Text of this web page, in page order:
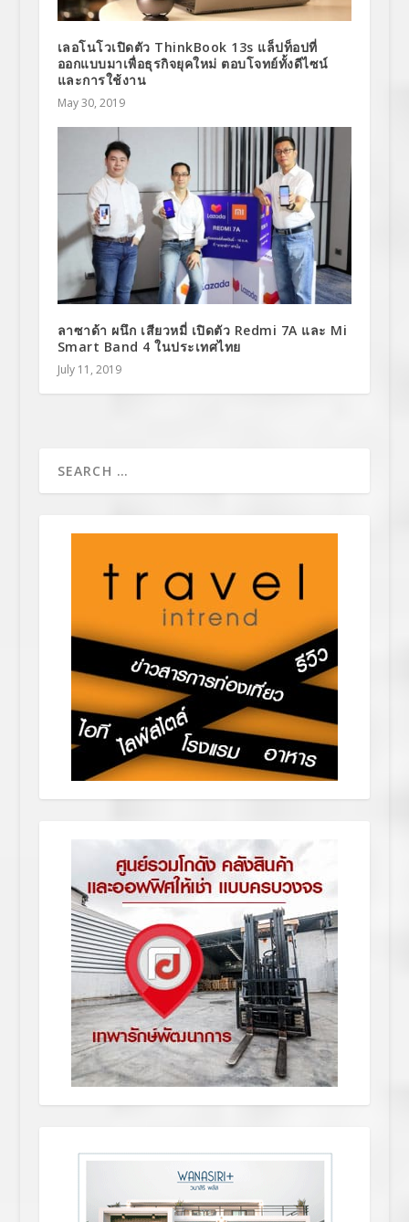
เลอโนโวเปิดตัว ThinkBook 13s แล็ปท็อปที่
ออกแบบมาเพื่อธุรกิจยุคใหม่ ตอบโจทย์ทั้งดีไซน์
และการใช้งาน
May 30, 2019
ลาซาด้า ผนึก เสียวหมี่ เปิดตัว Redmi 7A และ Mi
Smart Band 4 ในประเทศไทย
July 11, 2019